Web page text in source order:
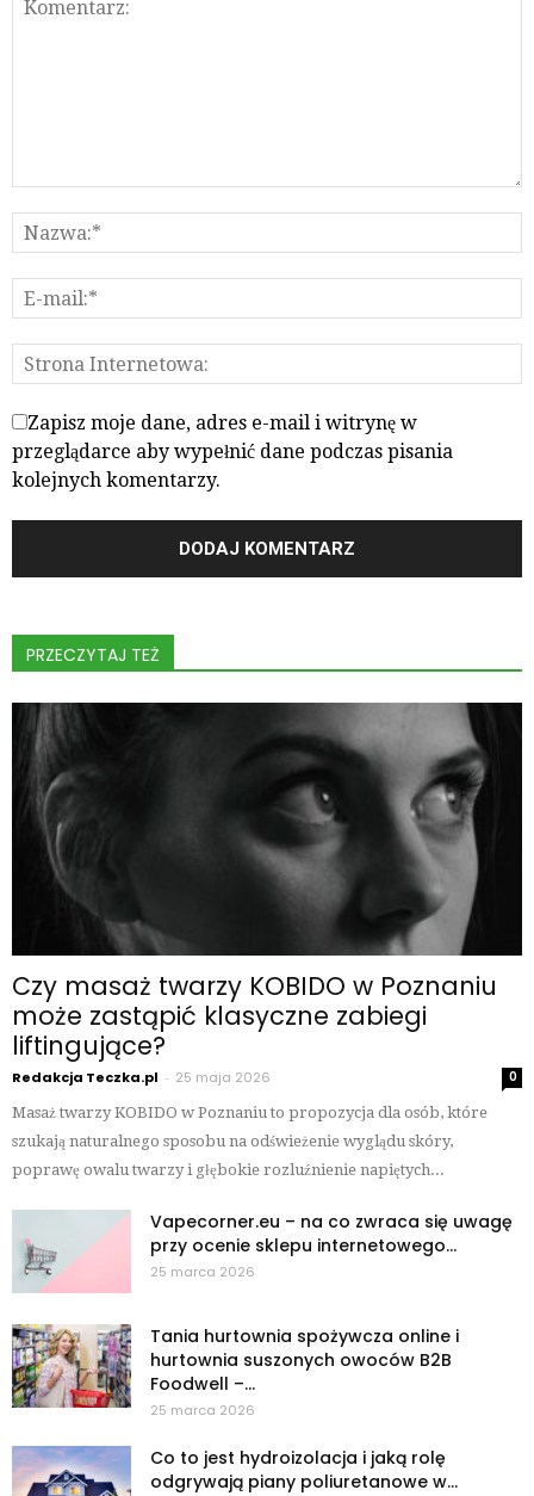
Zapisz moje dane, adres e-mail i witrynę w
przeglądarce aby wypełnić dane podczas pisania
kolejnych komentarzy.
PRZECZYTAJ TEŻ
Czy masaż twarzy KOBIDO w Poznaniu
może zastąpić klasyczne zabiegi
liftingujące?
Redakcja Teczka.pl - 25 maja 2026
0
Masaż twarzy KOBIDO w Poznaniu to propozycja dla osób, które
szukają naturalnego sposobu na odświeżenie wyglądu skóry,
poprawę owalu twarzy i głębokie rozluźnienie napiętych...
Vapecorner.eu – na co zwraca się uwagę
przy ocenie sklepu internetowego...
25 marca 2026
Tania hurtownia spożywcza online i
hurtownia suszonych owoców B2B
Foodwell –...
25 marca 2026
Co to jest hydroizolacja i jaką rolę
odgrywają piany poliuretanowe w...